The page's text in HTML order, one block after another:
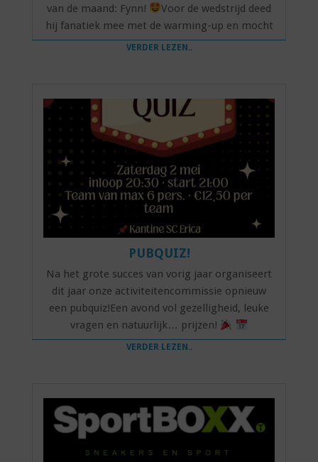
van de maand: Fynn!
Voor de wedstrijd deed
hij fanatiek mee met de warming-up en mocht
VERDER LEZEN..
PUBQUIZ!
Na het grote succes van vorig jaar organiseert
dit jaar onze activiteitencommissie opnieuw
een pubquiz!Een avond vol gezelligheid, leuke
vragen en natuurlijk… prijzen!
VERDER LEZEN..